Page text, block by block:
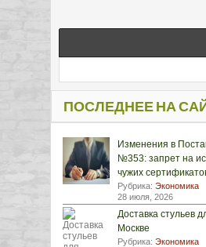
ПОСЛЕДНЕЕ НА
Изменения в
№353: запрет на
чужих
Рубрика: Экономика
28 июля, 2026
Доставка стульев
Москве
Рубрика: Экономика